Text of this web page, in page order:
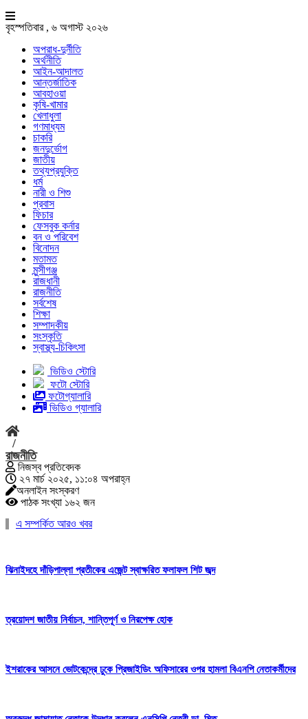
বৃহস্পতিবার , ৬ অগাস্ট ২০২৬
অপরাধ-দুর্নীতি
অর্থনীতি
আইন-আদালত
আন্তর্জাতিক
আবহাওয়া
কৃষি-খামার
খেলাধুলা
গণমাধ্যম
চাকরি
জনদুর্ভোগ
জাতীয়
তথ্যপ্রযুক্তি
ধর্ম
নারী ও শিশু
প্রবাস
ফিচার
ফেসবুক কর্নার
বন ও পরিবেশ
বিনোদন
মতামত
মুন্সীগঞ্জ
রাজধানী
রাজনীতি
সর্বশেষ
শিক্ষা
সম্পাদকীয়
সংস্কৃতি
স্বাস্থ্য-চিকিৎসা
ভিডিও স্টোরি
ফটো স্টোরি
ফটোগ্যালারি
ভিডিও গ্যালারি
/
রাজনীতি
নিজস্ব প্রতিবেদক
২৭ মার্চ ২০২৫, ১১:০৪ অপরাহ্ন
অনলাইন সংস্করণ
পাঠক সংখ্যা ১৬২ জন
এ সম্পর্কিত আরও খবর
ঝিনাইদহে দাঁড়িপাল্লা প্রতীকের এজেন্ট স্বাক্ষরিত ফলাফল শিট জব্দ
ত্রয়োদশ জাতীয় নির্বাচন, শান্তিপূর্ণ ও নিরপেক্ষ হোক
ইশরাকের আসনে ভোটকেন্দ্রে ঢুকে প্রিজাইডিং অফিসারের ওপর হামলা বিএনপি নেতাকর্মীদের